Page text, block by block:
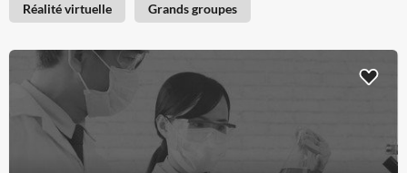
Réalité virtuelle Grands groupes